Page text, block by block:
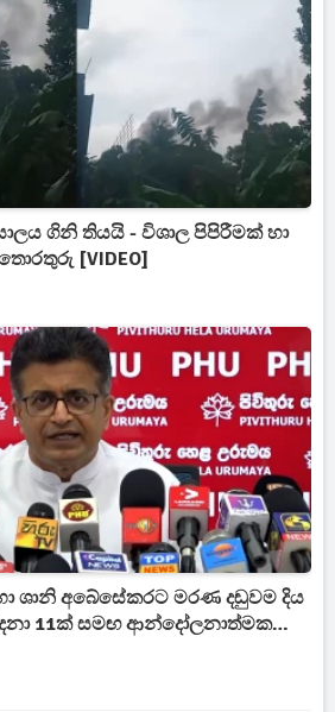
ගිනි තියයි - විශාල පිපිරීමක් හා
[VIDEO]
ශානි අබේසේකරට මරණ දඬුවම දිය
11ක් සමඟ ආන්දෝලනාත්මක